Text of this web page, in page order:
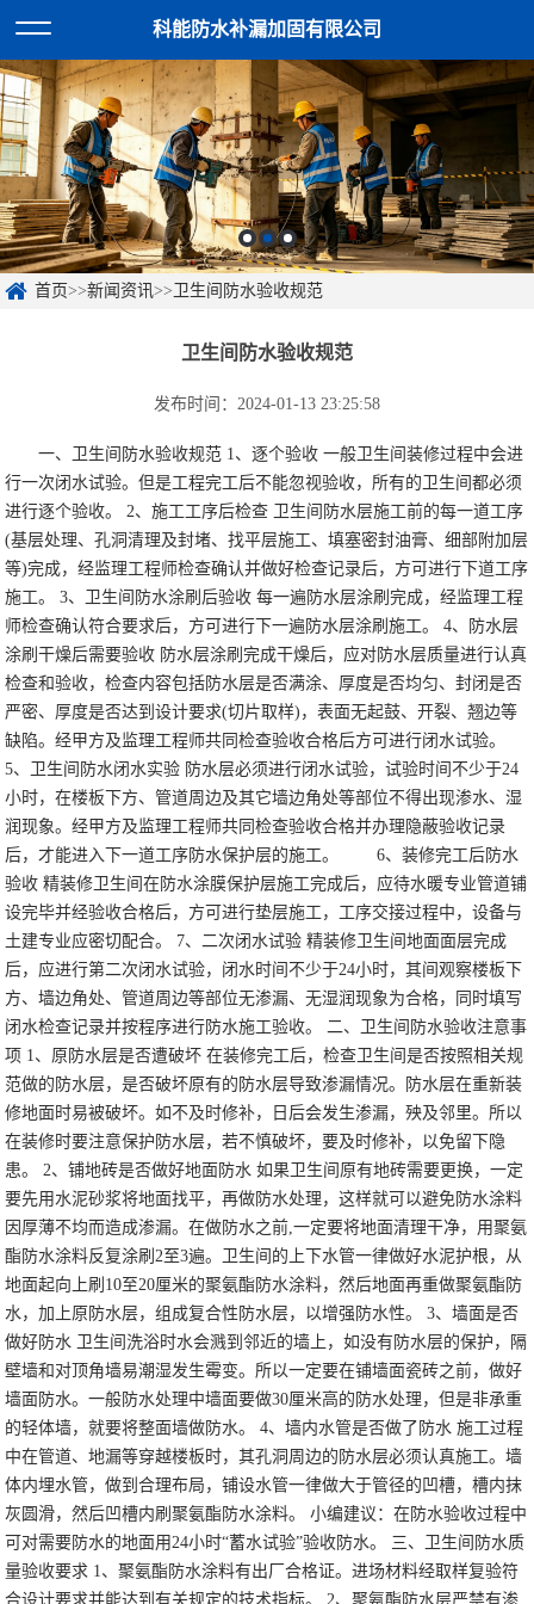
科能防水补漏加固有限公司
首页>>新闻资讯>> 卫生间防水验收规范
卫生间防水验收规范
发布时间：2024-01-13 23:25:58
一、卫生间防水验收规范 1、逐个验收 一般卫生间装修过程中会进
行一次闭水试验。但是工程完工后不能忽视验收，所有的卫生间都必须
进行逐个验收。
2、施工工序后检查
卫生间防水层施工前的每一道工序
(基层处理、孔洞清理及封堵、找平层施工、填塞密封油膏、细部附加层
等)完成，经监理工程师检查确认并做好检查记录后，方可进行下道工序
施工。
3、卫生间防水涂刷后验收 每一遍防水层涂刷完成，经监理工程
师检查确认符合要求后，方可进行下一遍防水层涂刷施工。
4、防水层
涂刷干燥后需要验收 防水层涂刷完成干燥后，应对防水层质量进行认真
检查和验收，检查内容包括防水层是否满涂、厚度是否均匀、封闭是否
严密、厚度是否达到设计要求(切片取样)，表面无起鼓、开裂、翘边等
缺陷。经甲方及监理工程师共同检查验收合格后方可进行闭水试验。
5、卫生间防水闭水实验 防水层必须进行闭水试验，试验时间不少于24
小时，在楼板下方、管道周边及其它墙边角处等部位不得出现渗水、湿
润现象。经甲方及监理工程师共同检查验收合格并办理隐蔽验收记录
后，才能进入下一道工序防水保护层的施工。
6、装修完工后防水
验收 精装修卫生间在防水涂膜保护层施工完成后，应待水暖专业管道铺
设完毕并经验收合格后，方可进行垫层施工，工序交接过程中，设备与
土建专业应密切配合。
7、二次闭水试验 精装修卫生间地面面层完成
后，应进行第二次闭水试验，闭水时间不少于24小时，其间观察楼板下
方、墙边角处、管道周边等部位无渗漏、无湿润现象为合格，同时填写
闭水检查记录并按程序进行防水施工验收。
二、卫生间防水验收注意事
项 1、原防水层是否遭破坏 在装修完工后，检查卫生间是否按照相关规
范做的防水层，是否破坏原有的防水层导致渗漏情况。防水层在重新装
修地面时易被破坏。如不及时修补，日后会发生渗漏，殃及邻里。所以
在装修时要注意保护防水层，若不慎破坏，要及时修补，以免留下隐
患。
2、铺地砖是否做好地面防水 如果卫生间原有地砖需要更换，一定
要先用水泥砂浆将地面找平，再做防水处理，这样就可以避免防水涂料
因厚薄不均而造成渗漏。在做防水之前,一定要将地面清理干净，用聚氨
酯防水涂料反复涂刷2至3遍。卫生间的上下水管一律做好水泥护根，从
地面起向上刷10至20厘米的聚氨酯防水涂料，然后地面再重做聚氨酯防
水，加上原防水层，组成复合性防水层，以增强防水性。
3、墙面是否
做好防水
卫生间洗浴时水会溅到邻近的墙上，如没有防水层的保护，隔
壁墙和对顶角墙易潮湿发生霉变。所以一定要在铺墙面瓷砖之前，做好
墙面防水。一般防水处理中墙面要做30厘米高的防水处理，但是非承重
的轻体墙，就要将整面墙做防水。
4、墙内水管是否做了防水 施工过程
中在管道、地漏等穿越楼板时，其孔洞周边的防水层必须认真施工。墙
体内埋水管，做到合理布局，铺设水管一律做大于管径的凹槽，槽内抹
灰圆滑，然后凹槽内刷聚氨酯防水涂料。
小编建议：在防水验收过程中
可对需要防水的地面用24小时“蓄水试验”验收防水。
三、卫生间防水质
量验收要求 1、聚氨酯防水涂料有出厂合格证。进场材料经取样复验符
合设计要求并能达到有关规定的技术指标。
2、聚氨酯防水层严禁有渗